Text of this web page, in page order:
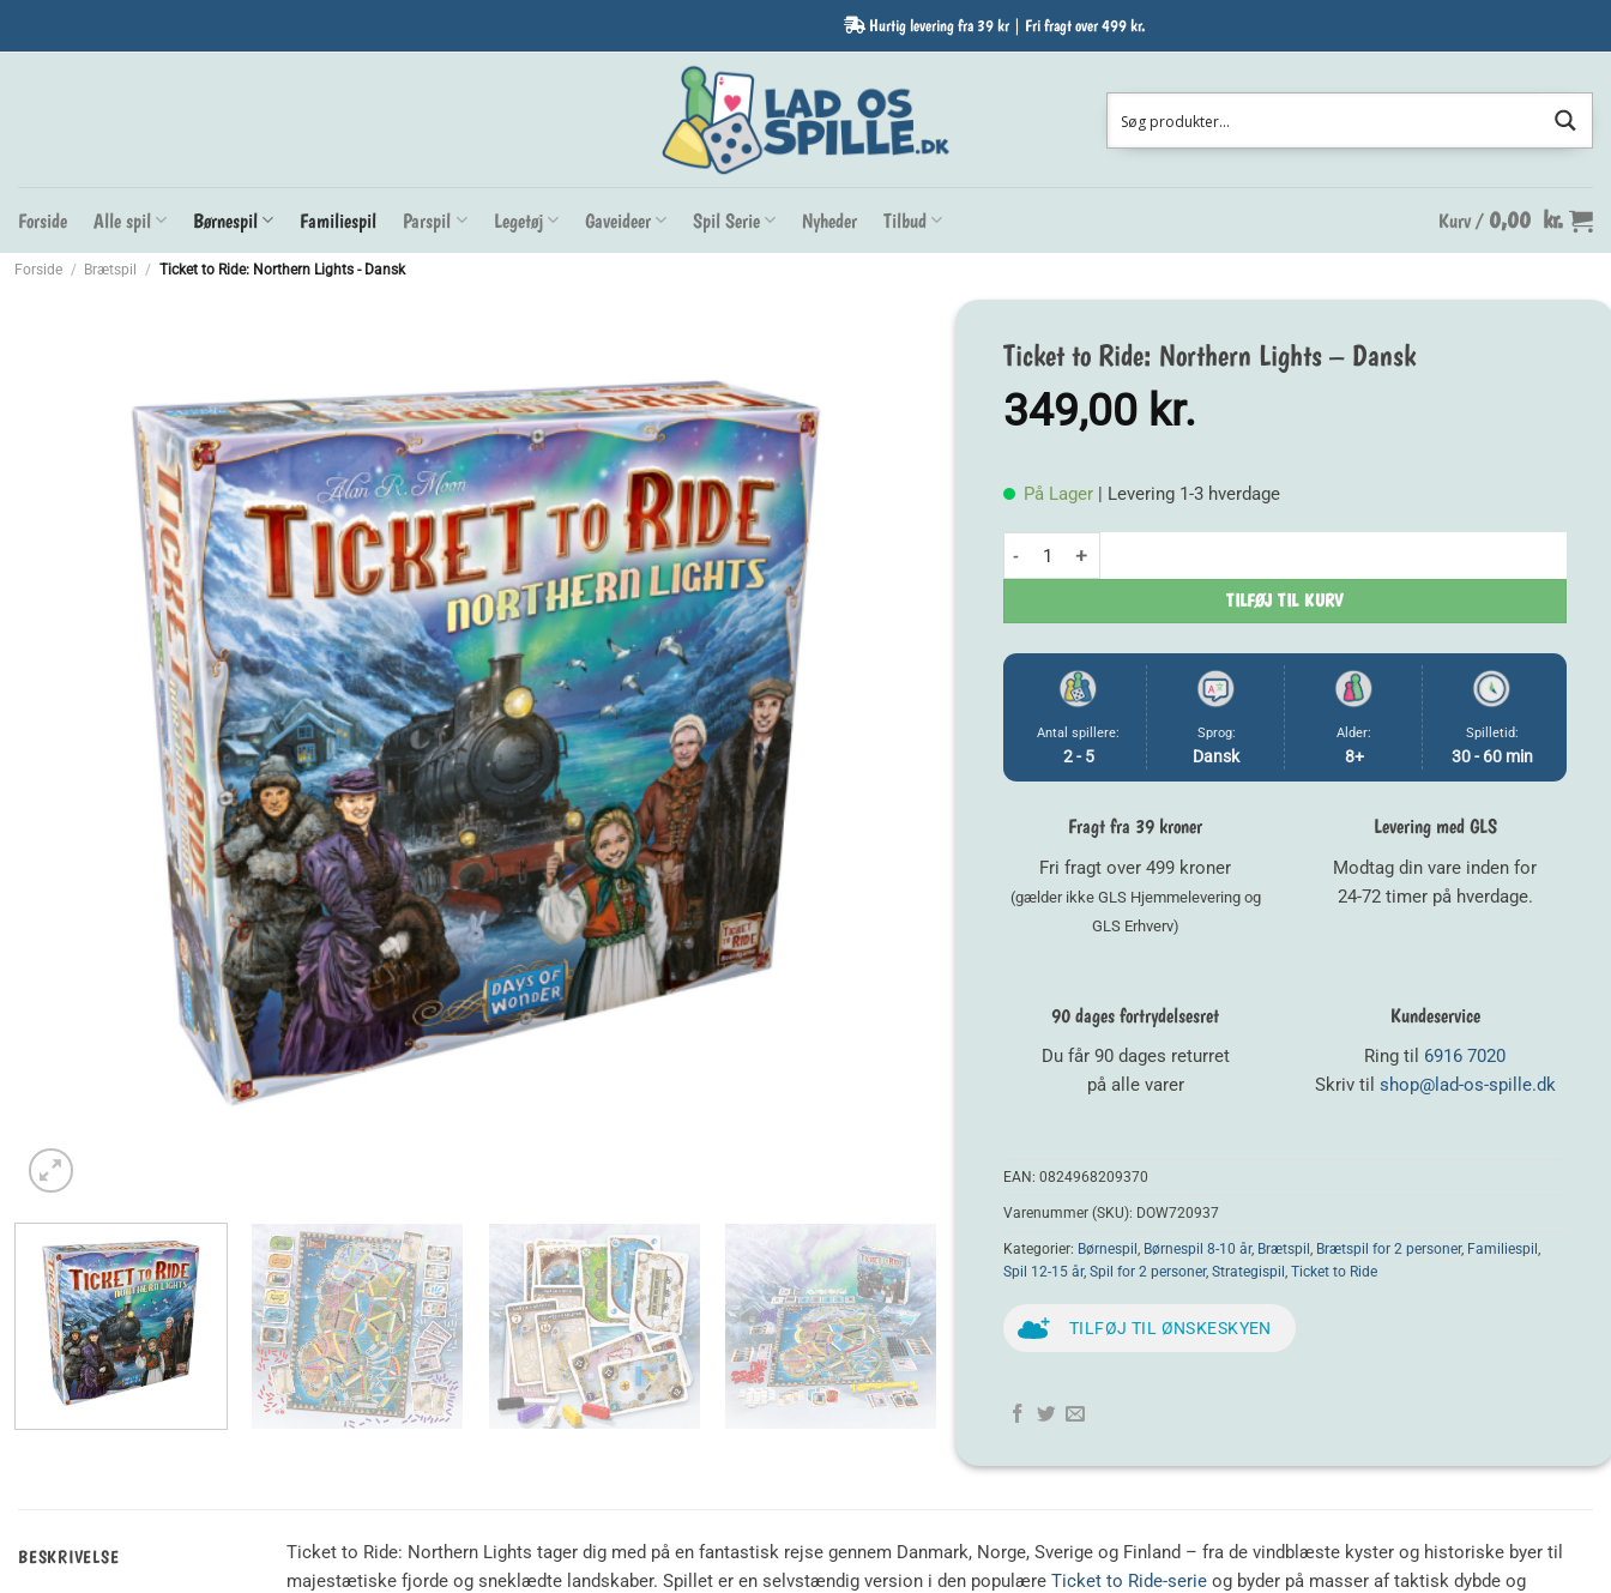
Hurtig levering fra 39 kr | Fri fragt over 499 kr.
Forside Alle spil Børnespil Familiespil Parspil Legetøj Gaveideer Spil Serie Nyheder Tilbud Kurv / 0,00 kr.
Forside / Brætspil / Ticket to Ride: Northern Lights - Dansk
Ticket to Ride: Northern Lights – Dansk
349,00 kr.
På Lager | Levering 1-3 hverdage
Ticket to Ride: Northern Lights - Dansk antal
TILFØJ TIL KURV
Antal spillere:
2 - 5
Sprog:
Dansk
Alder:
8+
Spilletid:
30 - 60 min
Fragt fra 39 kroner
Fri fragt over 499 kroner
(gælder ikke GLS Hjemmelevering og
GLS Erhverv)
Levering med GLS
Modtag din vare inden for
24-72 timer på hverdage.
90 dages fortrydelsesret
Du får 90 dages returret
på alle varer
Kundeservice
Ring til 6916 7020
Skriv til shop@lad-os-spille.dk
EAN: 0824968209370
Varenummer (SKU): DOW720937
Kategorier: Børnespil , Børnespil 8-10 år, Brætspil , Brætspil for 2 personer, Familiespil ,
Spil 12-15 år, Spil for 2 personer, Strategispil , Ticket to Ride
TILFØJ TIL ØNSKESKYEN
BESKRIVELSE
Ticket to Ride: Northern Lights tager dig med på en fantastisk rejse gennem Danmark, Norge, Sverige og Finland – fra de vindblæste kyster og historiske byer til
majestætiske fjorde og sneklædte landskaber. Spillet er en selvstændig version i den populære Ticket to Ride-serie og byder på masser af taktisk dybde og